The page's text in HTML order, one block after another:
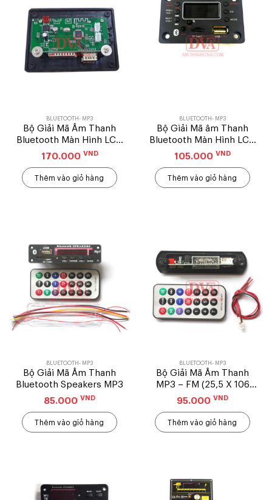
BLUETOOTH- MP3
Bộ Giải Mã Âm Thanh
Bluetooth Màn Hình LCD
– ĐEN
170.000 VND
Thêm vào giỏ hàng
BLUETOOTH- MP3
Bộ Giải Mã âm Thanh
Bluetooth Màn Hình LCD
– N95 – (50X75)
105.000 VND
Thêm vào giỏ hàng
BLUETOOTH- MP3
Bộ Giải Mã Âm Thanh
Bluetooth Speakers MP3
85.000 VND
Thêm vào giỏ hàng
BLUETOOTH- MP3
Bộ Giải Mã Âm Thanh
MP3 – FM (25,5 X 106
mm)
95.000 VND
Thêm vào giỏ hàng